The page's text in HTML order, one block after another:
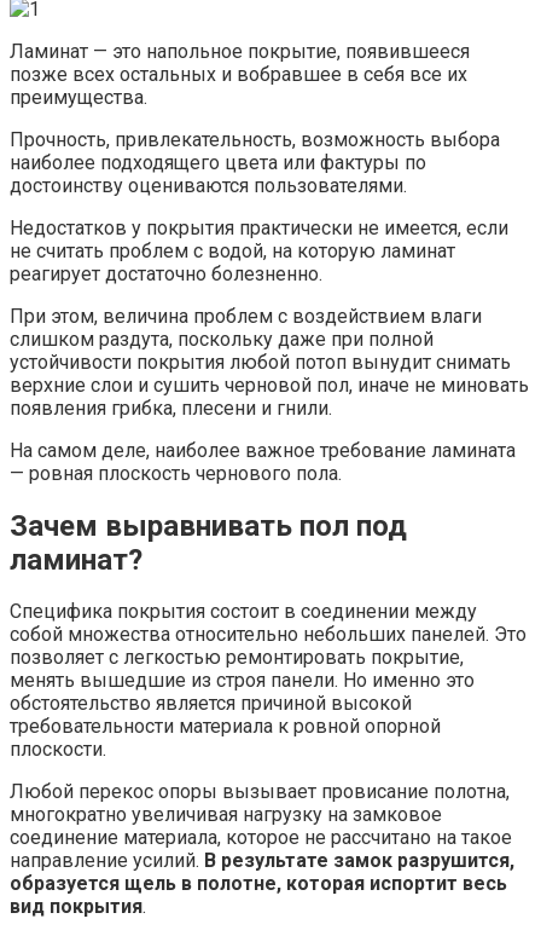
Ламинат — это напольное покрытие, появившееся
позже всех остальных и вобравшее в себя все их
преимущества.
Прочность, привлекательность, возможность выбора
наиболее подходящего цвета или фактуры по
достоинству оцениваются пользователями.
Недостатков у покрытия практически не имеется, если
не считать проблем с водой, на которую ламинат
реагирует достаточно болезненно.
При этом, величина проблем с воздействием влаги
слишком раздута, поскольку даже при полной
устойчивости покрытия любой потоп вынудит снимать
верхние слои и сушить черновой пол, иначе не миновать
появления грибка, плесени и гнили.
На самом деле, наиболее важное требование ламината
— ровная плоскость чернового пола.
Зачем выравнивать пол под
ламинат?
Специфика покрытия состоит в соединении между
собой множества относительно небольших панелей. Это
позволяет с легкостью ремонтировать покрытие,
менять вышедшие из строя панели. Но именно это
обстоятельство является причиной высокой
требовательности материала к ровной опорной
плоскости.
Любой перекос опоры вызывает провисание полотна,
многократно увеличивая нагрузку на замковое
соединение материала, которое не рассчитано на такое
направление усилий. В результате замок разрушится,
образуется щель в полотне, которая испортит весь
вид покрытия.